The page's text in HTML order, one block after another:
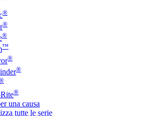
®
®
®
™
®
®
®
una causa
tutte le serie